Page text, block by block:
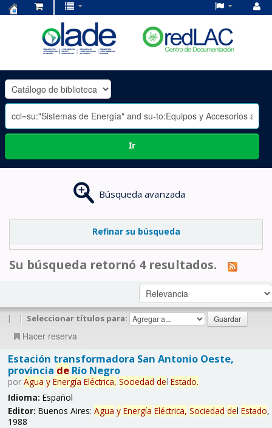
OLADE
-
Ir
Búsqueda avanzada
Refinar su búsqueda
Su búsqueda retornó 4 resultados.
| | Seleccionar títulos para:
Hacer reserva
Estación transformadora San Antonio Oeste,
provincia deRío Negro
por Agua y Energía Eléctrica, Sociedad del Estado.
Idioma: Español
Editor: Buenos Aires: Agua y Energía Eléctrica, Sociedad del Estado,
1988